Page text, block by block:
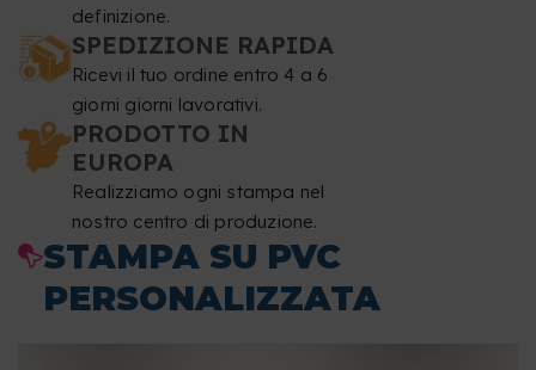
definizione.
SPEDIZIONE RAPIDA
Ricevi il tuo ordine entro 4 a 6
giorni giorni lavorativi.
PRODOTTO IN
EUROPA
Realizziamo ogni stampa nel
nostro centro di produzione.
STAMPA SU PVC
PERSONALIZZATA